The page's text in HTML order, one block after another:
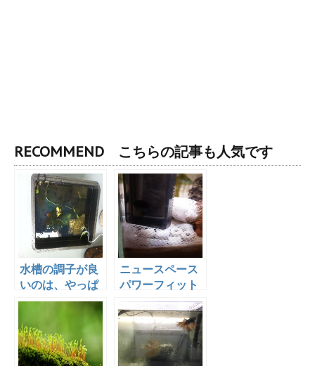
RECOMMEND こちらの記事も人気です
水槽の調子が良
いのは、やっぱ
りろ過を見直し
たおかげ？改善
方法を教えま
す！
ニュースペース
パワーフィット
を無理矢理パワ
ーアップ！効果
絶大？！